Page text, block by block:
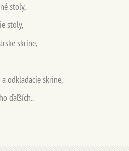
stoly,
stoly,
skrine,
odkladacie skrine,
ďaľších..